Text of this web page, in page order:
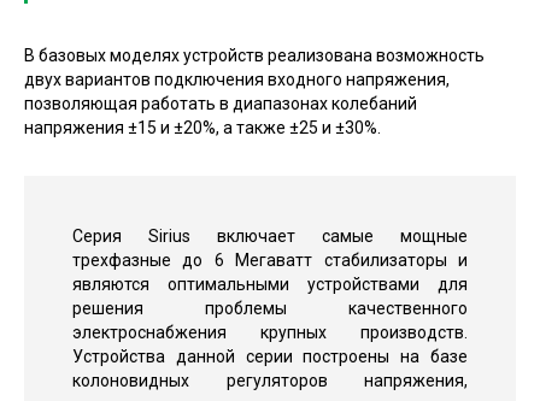
В базовых моделях устройств реализована возможность
двух вариантов подключения входного напряжения,
позволяющая работать в диапазонах колебаний
напряжения ±15 и ±20%, а также ±25 и ±30%.
Серия Sirius включает самые мощные
трехфазные до 6 Мегаватт стабилизаторы и
являются оптимальными устройствами для
решения проблемы качественного
электроснабжения крупных производств.
Устройства данной серии построены на базе
колоновидных регуляторов напряжения,